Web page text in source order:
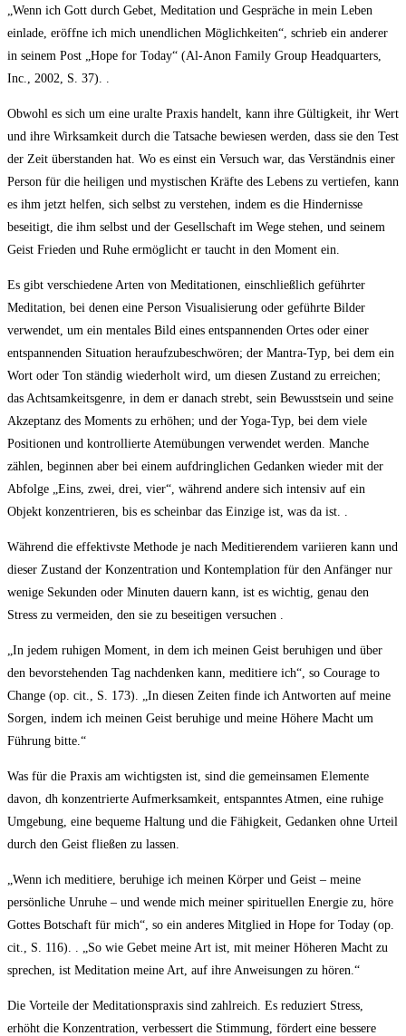
„Wenn ich Gott durch Gebet, Meditation und Gespräche in mein Leben
einlade, eröffne ich mich unendlichen Möglichkeiten“, schrieb ein anderer
in seinem Post „Hope for Today“ (Al-Anon Family Group Headquarters,
Inc., 2002, S. 37). .
Obwohl es sich um eine uralte Praxis handelt, kann ihre Gültigkeit, ihr Wert
und ihre Wirksamkeit durch die Tatsache bewiesen werden, dass sie den Test
der Zeit überstanden hat. Wo es einst ein Versuch war, das Verständnis einer
Person für die heiligen und mystischen Kräfte des Lebens zu vertiefen, kann
es ihm jetzt helfen, sich selbst zu verstehen, indem es die Hindernisse
beseitigt, die ihm selbst und der Gesellschaft im Wege stehen, und seinem
Geist Frieden und Ruhe ermöglicht er taucht in den Moment ein.
Es gibt verschiedene Arten von Meditationen, einschließlich geführter
Meditation, bei denen eine Person Visualisierung oder geführte Bilder
verwendet, um ein mentales Bild eines entspannenden Ortes oder einer
entspannenden Situation heraufzubeschwören; der Mantra-Typ, bei dem ein
Wort oder Ton ständig wiederholt wird, um diesen Zustand zu erreichen;
das Achtsamkeitsgenre, in dem er danach strebt, sein Bewusstsein und seine
Akzeptanz des Moments zu erhöhen; und der Yoga-Typ, bei dem viele
Positionen und kontrollierte Atemübungen verwendet werden. Manche
zählen, beginnen aber bei einem aufdringlichen Gedanken wieder mit der
Abfolge „Eins, zwei, drei, vier“, während andere sich intensiv auf ein
Objekt konzentrieren, bis es scheinbar das Einzige ist, was da ist. .
Während die effektivste Methode je nach Meditierendem variieren kann und
dieser Zustand der Konzentration und Kontemplation für den Anfänger nur
wenige Sekunden oder Minuten dauern kann, ist es wichtig, genau den
Stress zu vermeiden, den sie zu beseitigen versuchen .
„In jedem ruhigen Moment, in dem ich meinen Geist beruhigen und über
den bevorstehenden Tag nachdenken kann, meditiere ich“, so Courage to
Change (op. cit., S. 173). „In diesen Zeiten finde ich Antworten auf meine
Sorgen, indem ich meinen Geist beruhige und meine Höhere Macht um
Führung bitte.“
Was für die Praxis am wichtigsten ist, sind die gemeinsamen Elemente
davon, dh konzentrierte Aufmerksamkeit, entspanntes Atmen, eine ruhige
Umgebung, eine bequeme Haltung und die Fähigkeit, Gedanken ohne Urteil
durch den Geist fließen zu lassen.
„Wenn ich meditiere, beruhige ich meinen Körper und Geist – meine
persönliche Unruhe – und wende mich meiner spirituellen Energie zu, höre
Gottes Botschaft für mich“, so ein anderes Mitglied in Hope for Today (op.
cit., S. 116). . „So wie Gebet meine Art ist, mit meiner Höheren Macht zu
sprechen, ist Meditation meine Art, auf ihre Anweisungen zu hören.“
Die Vorteile der Meditationspraxis sind zahlreich. Es reduziert Stress,
erhöht die Konzentration, verbessert die Stimmung, fördert eine bessere